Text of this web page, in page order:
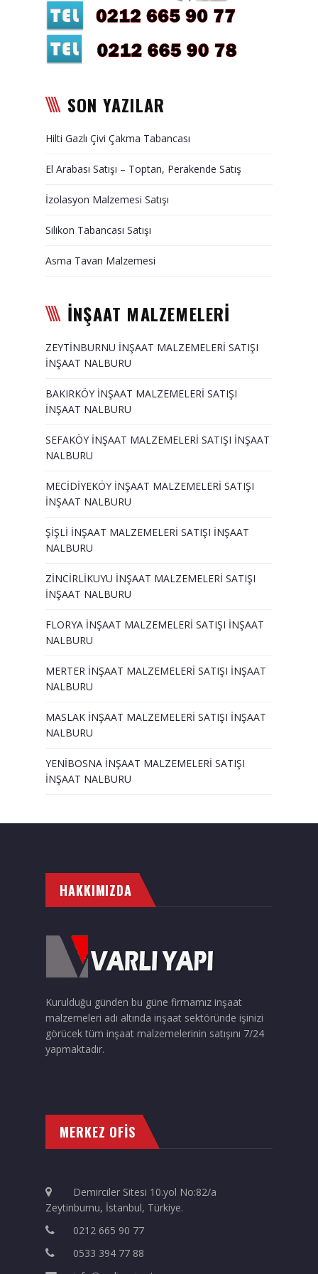
Duvar Paneli, Söve, Dekoratif
Kaplama
BİZE ULAŞIN
SON YAZILAR
Hilti Gazlı Çivi Çakma Tabancası
El Arabası Satışı – Toptan, Perakende Satış
İzolasyon Malzemesi Satışı
Silikon Tabancası Satışı
Asma Tavan Malzemesi
İNŞAAT MALZEMELERİ
ZEYTİNBURNU İNŞAAT MALZEMELERİ SATIŞI
İNŞAAT NALBURU
BAKIRKÖY İNŞAAT MALZEMELERİ SATIŞI
İNŞAAT NALBURU
SEFAKÖY İNŞAAT MALZEMELERİ SATIŞI İNŞAAT
NALBURU
MECİDİYEKÖY İNŞAAT MALZEMELERİ SATIŞI
İNŞAAT NALBURU
ŞİŞLİ İNŞAAT MALZEMELERİ SATIŞI İNŞAAT
NALBURU
ZİNCİRLİKUYU İNŞAAT MALZEMELERİ SATIŞI
İNŞAAT NALBURU
FLORYA İNŞAAT MALZEMELERİ SATIŞI İNŞAAT
NALBURU
MERTER İNŞAAT MALZEMELERİ SATIŞI İNŞAAT
NALBURU
MASLAK İNŞAAT MALZEMELERİ SATIŞI İNŞAAT
NALBURU
YENİBOSNA İNŞAAT MALZEMELERİ SATIŞI
İNŞAAT NALBURU
HAKKIMIZDA
Kurulduğu günden bu güne firmamız inşaat
malzemeleri adı altında inşaat sektöründe işinizi
görücek tüm inşaat malzemelerinin satışını 7/24
yapmaktadır.
MERKEZ OFİS
Demirciler Sitesi 10.yol No:82/a
Zeytinburnu, İstanbul, Türkiye.
0212 665 90 77
0533 394 77 88